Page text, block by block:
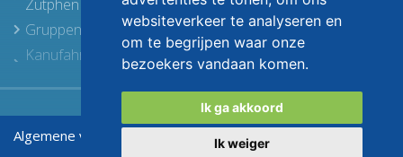
websiteverkeer te analyseren en
om te begrijpen waar onze
bezoekers vandaan komen.
Ik ga akkoord
Ik weiger
Zutphen
Gruppenunterkünfte in Achterhoek und Twente
Kanufahren, Kajakfahren und Abendessen in Markelo
Standort für den Familientag
Hüpfburgvermietung Achterhoek
Ausflüge in Lichtenvoorde
Algemene voorwaarden
Privacy verklaring